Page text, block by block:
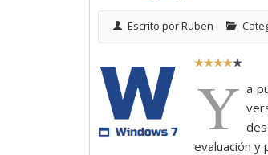
Escrito porRuben
a
o
Y a
evaluación y